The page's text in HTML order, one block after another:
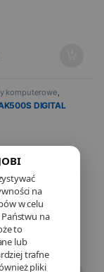
na
w celu
na
to
lub
trafne
pliki
komputerowe,
, ChłodzenieDIGITAL